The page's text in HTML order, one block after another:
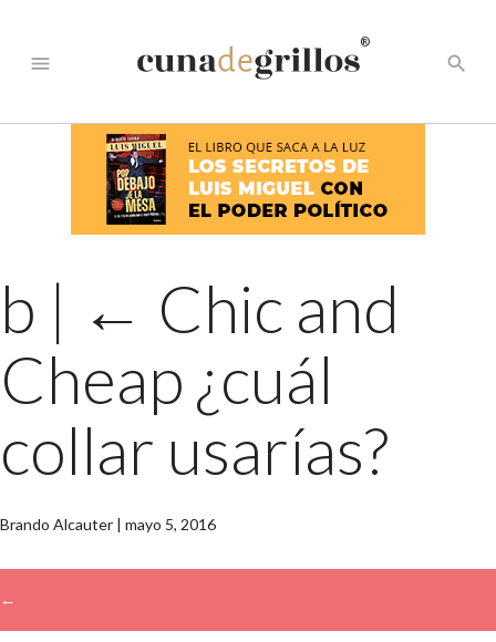
menu
®
search
b | ← Chic and
Cheap ¿cuál
collar usarías?
Brando Alcauter | mayo 5, 2016
←